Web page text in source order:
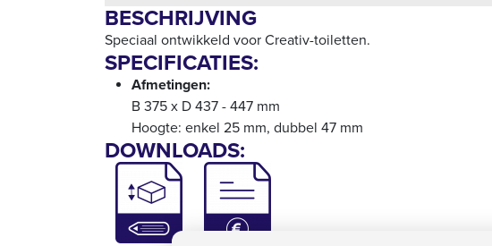
BESCHRIJVING
Speciaal ontwikkeld voor Creativ-toiletten.
SPECIFICATIES:
Afmetingen:
B 375 x D 437 - 447 mm
Hoogte: enkel 25 mm, dubbel 47 mm
DOWNLOADS: